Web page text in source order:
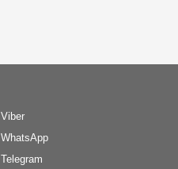
Viber
WhatsApp
Telegram